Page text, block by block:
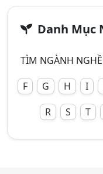
Danh Mục
TÌM NGÀNH
F
G H I
R
S T